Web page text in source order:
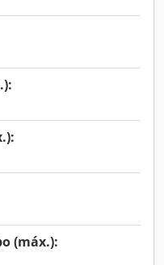
(máx.):